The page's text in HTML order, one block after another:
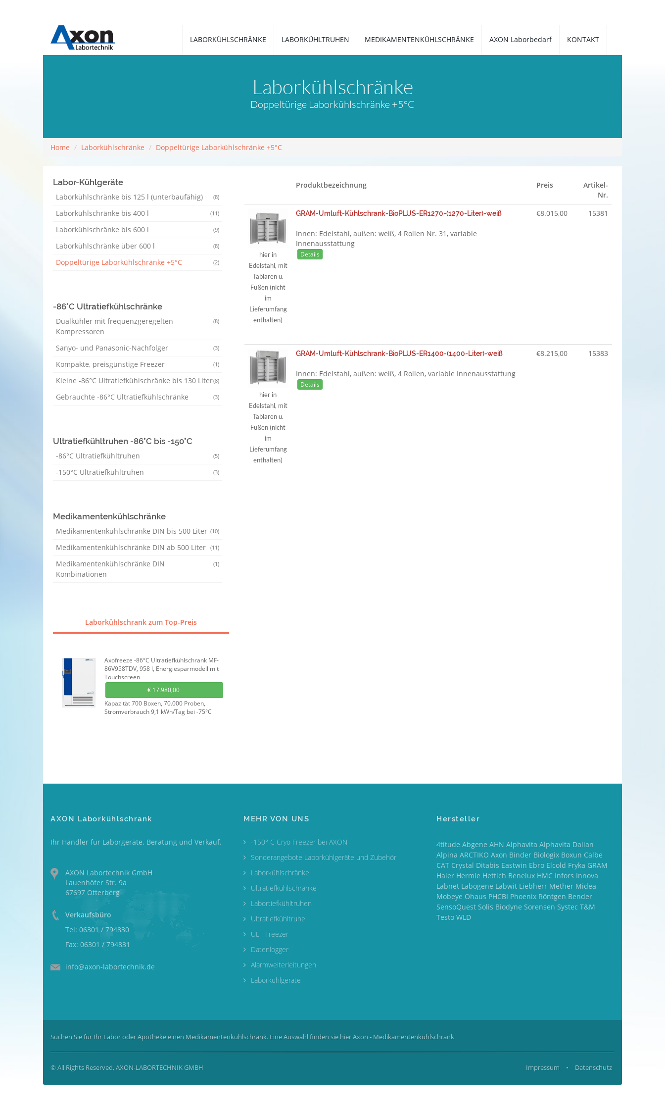
LABORKÜHLSCHRÄNKE LABORKÜHLTRUHEN MEDIKAMENTENKÜHLSCHRÄNKE AXON Laborbedarf KONTAKT
Laborkühlschränke
Doppeltürige Laborkühlschränke +5°C
Home Laborkühlschränke Doppeltürige Laborkühlschränke +5°C
Labor-Kühlgeräte
(8)
Laborkühlschränke bis 125 l (unterbaufähig)
(11)
Laborkühlschränke bis 400 l
(9)
Laborkühlschränke bis 600 l
(8)
Laborkühlschränke über 600 l
(2)
Doppeltürige Laborkühlschränke +5°C
-86°C Ultratiefkühlschränke
(8)
Dualkühler mit frequenzgeregelten
Kompressoren
(3)
Sanyo- und Panasonic-Nachfolger
(1)
Kompakte, preisgünstige Freezer
(8)
Kleine -86°C Ultratiefkühlschränke bis 130 Liter
(3)
Gebrauchte -86°C Ultratiefkühlschränke
Ultratiefkühltruhen -86°C bis -150°C
(5)
-86°C Ultratiefkühltruhen
(3)
-150°C Ultratiefkühltruhen
Medikamentenkühlschränke
(10)
Medikamentenkühlschränke DIN bis 500 Liter
(11)
Medikamentenkühlschränke DIN ab 500 Liter
(1)
Medikamentenkühlschränke DIN
Kombinationen
Laborkühlschrank zum Top-Preis
Axofreeze -86°C Ultratiefkühlschrank MF-
86V958TDV, 958 l, Energiesparmodell mit
Touchscreen
€ 17.980,00
Kapazität 700 Boxen, 70.000 Proben,
Stromverbrauch 9,1 kWh/Tag bei -75°C
Produktbezeichnung Preis
Artikel-
Nr.
hier in
Edelstahl, mit
Tablaren u.
Füßen (nicht
im
Lieferumfang
enthalten)
GRAM-Umluft-Kühlschrank-BioPLUS-ER1270-(1270-Liter)-weiß
Innen: Edelstahl, außen: weiß, 4 Rollen Nr. 31, variable
Innenausstattung
Details
€8.015,00 15381
hier in
Edelstahl, mit
Tablaren u.
Füßen (nicht
im
Lieferumfang
enthalten)
GRAM-Umluft-Kühlschrank-BioPLUS-ER1400-(1400-Liter)-weiß
Innen: Edelstahl, außen: weiß, 4 Rollen, variable Innenausstattung
Details
€8.215,00 15383
AXON Laborkühlschrank
Ihr Händler für Laborgeräte. Beratung und Verkauf.
AXON Labortechnik GmbH
Lauenhöfer Str. 9a
67697 Otterberg
Verkaufsbüro
Tel: 06301 / 794830
Fax: 06301 / 794831
info@axon-labortechnik.de
MEHR VON UNS
-150° C Cryo Freezer bei AXON
Sonderangebote Laborkühlgeräte und Zubehör
Laborkühlschränke
Ultratiefkühlschränke
Labortiefkühltruhen
Ultratiefkühltruhe
ULT-Freezer
Datenlogger
Alarmweiterleitungen
Laborkühlgeräte
Hersteller
4titude Abgene AHN Alphavita Alphavita Dalian
Alpina ARCTIKO Axon Binder Biologix Boxun Calbe
CAT Crystal Ditabis Eastwin Ebro Elcold Fryka GRAM
Haier Hermle Hettich Benelux HMC Infors Innova
Labnet Labogene Labwit Liebherr Mether Midea
Mobeye Ohaus PHCBI Phoenix Röntgen Bender
SensoQuest Solis Biodyne Sorensen Systec T&M
Testo WLD
Suchen Sie für Ihr Labor oder Apotheke einen Medikamentenkühlschrank. Eine Auswahl finden sie hierAxon - Medikamentenkühlschrank
Impressum • Datenschutz
© All Rights Reserved, AXON-LABORTECHNIK GMBH